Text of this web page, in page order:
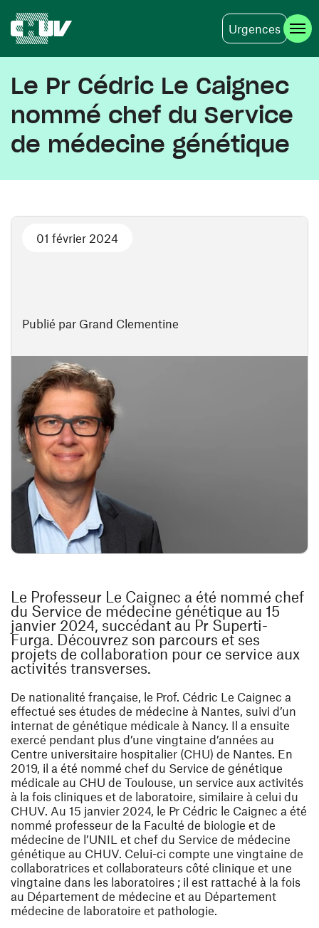
Urgences
Le Pr Cédric Le Caignec
nommé chef du Service
de médecine génétique
Publié par Grand Clementine
01 février 2024
Le Professeur Le Caignec a été nommé chef
du Service de médecine génétique au 15
janvier 2024, succédant au Pr Superti-
Furga. Découvrez son parcours et ses
projets de collaboration pour ce service aux
activités transverses.
De nationalité française, le Prof. Cédric Le Caignec a
effectué ses études de médecine à Nantes, suivi d’un
internat de génétique médicale à Nancy. Il a ensuite
exercé pendant plus d’une vingtaine d’années au
Centre universitaire hospitalier (CHU) de Nantes. En
2019, il a été nommé chef du Service de génétique
médicale au CHU de Toulouse, un service aux activités
à la fois cliniques et de laboratoire, similaire à celui du
CHUV. Au 15 janvier 2024, le Pr Cédric le Caignec a été
nommé professeur de la Faculté de biologie et de
médecine de l’UNIL et chef du Service de médecine
génétique au CHUV. Celui-ci compte une vingtaine de
collaboratrices et collaborateurs côté clinique et une
vingtaine dans les laboratoires ; il est rattaché à la fois
au Département de médecine et au Département
médecine de laboratoire et pathologie.